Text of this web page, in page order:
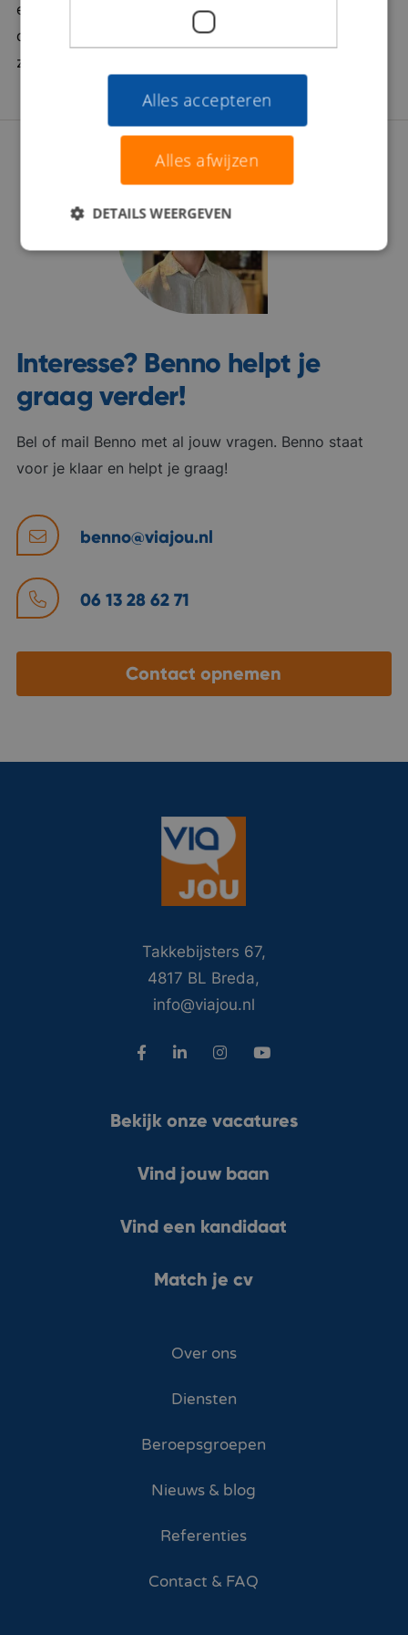
een zinvolle carrièrestap te laten zetten. Daarom
doorgronden we jou én de werkgever stevig: Wat
zoeken jullie écht? Zijn jullie voor elkaar gemaakt?
Interesse? Benno helpt je
graag verder!
Bel of mail Benno met al jouw vragen. Benno staat
voor je klaar en helpt je graag!
benno@viajou.nl
06 13 28 62 71
Contact opnemen
Takkebijsters 67,
4817 BL Breda,
info@viajou.nl
Bekijk onze vacatures
Vind jouw baan
Vind een kandidaat
Match je cv
Over ons
Diensten
Beroepsgroepen
Nieuws & blog
Referenties
Contact & FAQ
Alles accepteren
Alles afwijzen
DETAILS WEERGEVEN